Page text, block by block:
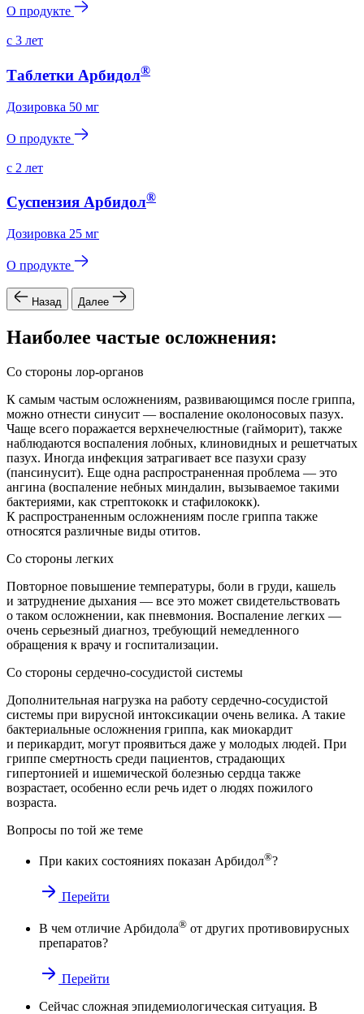
О продукте
с 3 лет
Таблетки Арбидол®
Дозировка 50 мг
О продукте
с 2 лет
Суспензия Арбидол®
Дозировка 25 мг
О продукте
Назад Далее
Наиболее частые осложнения:
Со стороны лор-органов
К самым частым осложнениям, развивающимся после гриппа,
можно отнести синусит — воспаление околоносовых пазух.
Чаще всего поражается верхнечелюстные (гайморит), также
наблюдаются воспаления лобных, клиновидных и решетчатых
пазух. Иногда инфекция затрагивает все пазухи сразу
(пансинусит). Еще одна распространенная проблема — это
ангина (воспаление небных миндалин, вызываемое такими
бактериями, как стрептококк и стафилококк).
К распространенным осложнениям после гриппа также
относятся различные виды отитов.
Со стороны легких
Повторное повышение температуры, боли в груди, кашель
и затруднение дыхания — все это может свидетельствовать
о таком осложнении, как пневмония. Воспаление легких —
очень серьезный диагноз, требующий немедленного
обращения к врачу и госпитализации.
Со стороны сердечно-сосудистой системы
Дополнительная нагрузка на работу сердечно-сосудистой
системы при вирусной интоксикации очень велика. А такие
бактериальные осложнения гриппа, как миокардит
и перикардит, могут проявиться даже у молодых людей. При
гриппе смертность среди пациентов, страдающих
гипертонией и ишемической болезнью сердца также
возрастает, особенно если речь идет о людях пожилого
возраста.
Вопросы по той же теме
При каких состояниях показан Арбидол®?
Перейти
В чем отличие Арбидола® от других противовирусных
препаратов?
Перейти
Сейчас сложная эпидемиологическая ситуация. В